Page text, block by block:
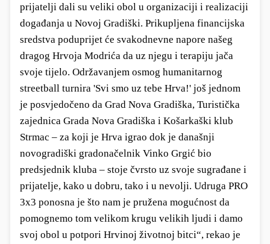
prijatelji dali su veliki obol u organizaciji i realizaciji
događanja u Novoj Gradiški. Prikupljena financijska
sredstva poduprijet će svakodnevne napore našeg
dragog Hrvoja Modrića da uz njegu i terapiju jača
svoje tijelo. Održavanjem osmog humanitarnog
streetball turnira 'Svi smo uz tebe Hrva!' još jednom
je posvjedočeno da Grad Nova Gradiška, Turistička
zajednica Grada Nova Gradiška i Košarkaški klub
Strmac – za koji je Hrva igrao dok je današnji
novogradiški gradonačelnik Vinko Grgić bio
predsjednik kluba – stoje čvrsto uz svoje sugrađane i
prijatelje, kako u dobru, tako i u nevolji. Udruga PRO
3x3 ponosna je što nam je pružena mogućnost da
pomognemo tom velikom krugu velikih ljudi i damo
svoj obol u potpori Hrvinoj životnoj bitci“, rekao je